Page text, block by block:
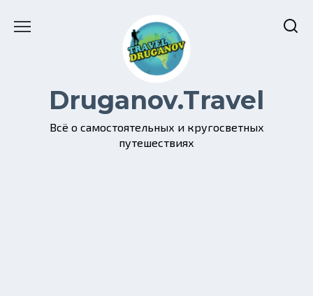
Druganov.Travel
Всё о самостоятельных и кругосветных
путешествиях